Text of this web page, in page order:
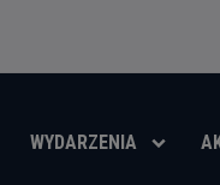
WYDARZENIA